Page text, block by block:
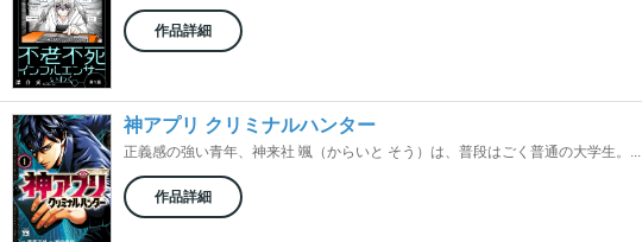
作品詳細
神アプリ クリミナルハンター
正義感の強い青年、神来社 颯（からいと そう）は、普段はごく普通の大学生。...
作品詳細